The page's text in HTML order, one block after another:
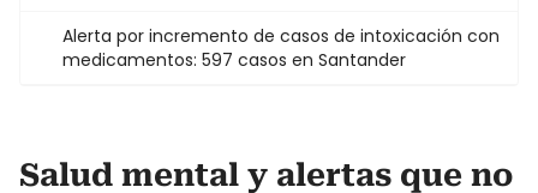
Alerta por incremento de casos de intoxicación con
medicamentos: 597 casos en Santander
Salud mental y alertas que no